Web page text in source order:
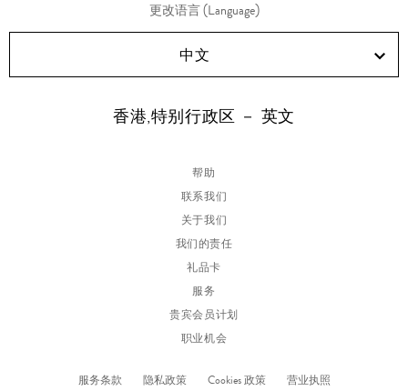
更改语言 (Language)
中文
香港,特别行政区 － 英文
帮助
联系我们
关于我们
我们的责任
礼品卡
服务
贵宾会员计划
职业机会
服务条款 隐私政策 Cookies 政策 营业执照